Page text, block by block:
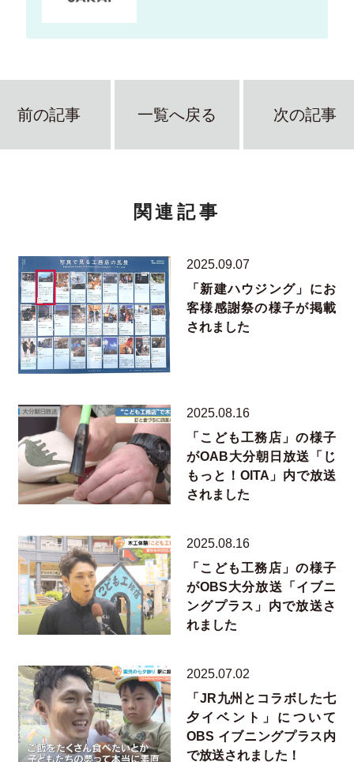
前の記事 一覧へ戻る 次の記事
関連記事
2025.09.07
「新建ハウジング」にお
客様感謝祭の様子が掲載
されました
2025.08.16
「こども工務店」の様子
がOAB大分朝日放送「じ
もっと！OITA」内で放送
されました
2025.08.16
「こども工務店」の様子
がOBS大分放送「イブニ
ングプラス」内で放送さ
れました
2025.07.02
「JR九州とコラボした七
夕イベント」について
OBS イブニングプラス内
で放送されました！